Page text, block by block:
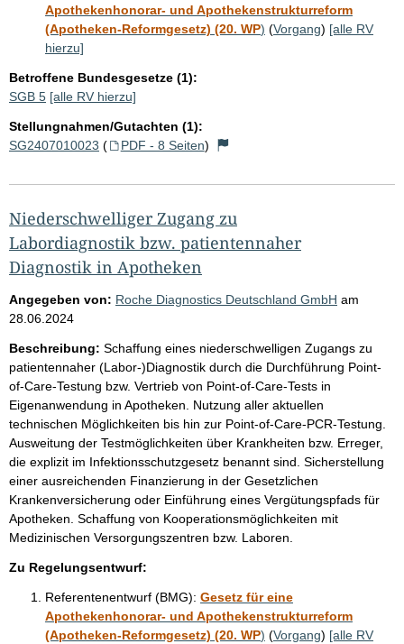
Apothekenhonorar- und Apothekenstrukturreform
(Apotheken-Reformgesetz) (20. WP) (Vorgang) [alle RV
hierzu]
Betroffene Bundesgesetze (1):
SGB 5 [alle RV hierzu]
Stellungnahmen/Gutachten (1):
SG2407010023 ( PDF - 8 Seiten)
Niederschwelliger Zugang zu
Labordiagnostik bzw. patientennaher
Diagnostik in Apotheken
Angegeben von: Roche Diagnostics Deutschland GmbH am
28.06.2024
Beschreibung: Schaffung eines niederschwelligen Zugangs zu
patientennaher (Labor-)Diagnostik durch die Durchführung Point-
of-Care-Testung bzw. Vertrieb von Point-of-Care-Tests in
Eigenanwendung in Apotheken. Nutzung aller aktuellen
technischen Möglichkeiten bis hin zur Point-of-Care-PCR-Testung.
Ausweitung der Testmöglichkeiten über Krankheiten bzw. Erreger,
die explizit im Infektionsschutzgesetz benannt sind. Sicherstellung
einer ausreichenden Finanzierung in der Gesetzlichen
Krankenversicherung oder Einführung eines Vergütungspfads für
Apotheken. Schaffung von Kooperationsmöglichkeiten mit
Medizinischen Versorgungszentren bzw. Laboren.
Zu Regelungsentwurf:
Referentenentwurf (BMG): Gesetz für eine
Apothekenhonorar- und Apothekenstrukturreform
(Apotheken-Reformgesetz) (20. WP) (Vorgang) [alle RV